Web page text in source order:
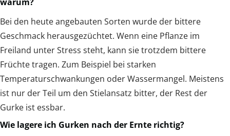
Bei den heute angebauten Sorten wurde der bittere
Geschmack herausgezüchtet. Wenn eine Pflanze im
Freiland unter Stress steht, kann sie trotzdem bittere
Früchte tragen. Zum Beispiel bei starken
Temperaturschwankungen oder Wassermangel. Meistens
ist nur der Teil um den Stielansatz bitter, der Rest der
Gurke ist essbar.
Wie lagere ich Gurken nach der Ernte richtig?